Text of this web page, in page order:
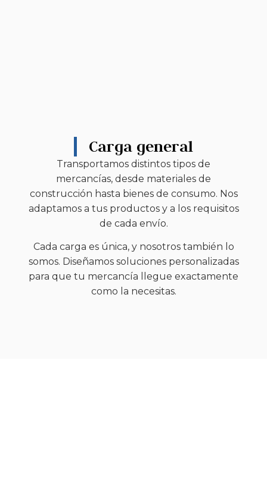
Carga general
Transportamos distintos tipos de
mercancías, desde materiales de
construcción hasta bienes de consumo. Nos
adaptamos a tus productos y a los requisitos
de cada envío.
Cada carga es única, y nosotros también lo
somos. Diseñamos soluciones personalizadas
para que tu mercancía llegue exactamente
como la necesitas.